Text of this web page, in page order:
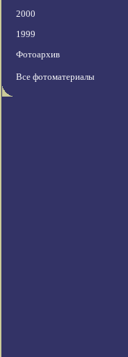
2000
1999
Фотоархив
Все фотоматериалы